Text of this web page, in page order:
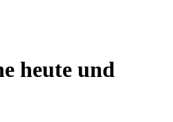
heute und